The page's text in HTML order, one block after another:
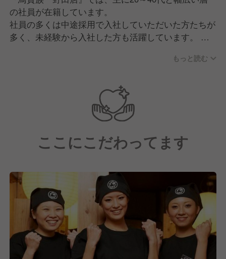
の社員が在籍しています。
社員の多くは中途採用で入社していただいた方たちが
多く、未経験から入社した方も活躍しています。
お互いに高め合えるような関係性を築いています。
現場はいつも活気に溢れており明るく元気な雰囲気。
スタッフ同士仲も良く、和気あいあいとした空間で
もっと読む
ここにこだわってます